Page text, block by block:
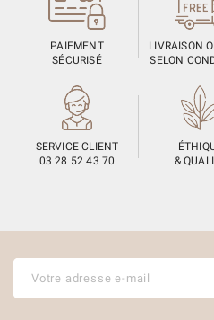
PAIEMENT
SÉCURISÉ
LIVRAISON
SELON
SERVICE CLIENT
03 28 52 43 70
&